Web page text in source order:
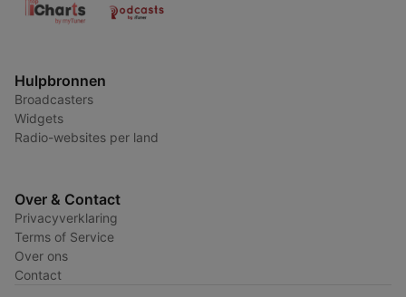
Hulpbronnen
Broadcasters
Widgets
Radio-websites per land
Over & Contact
Privacyverklaring
Terms of Service
Over ons
Contact